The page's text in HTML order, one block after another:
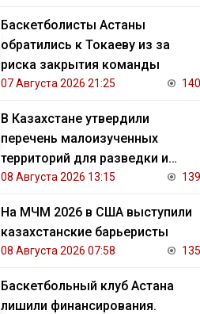
Баскетболисты Астаны
обратились к Токаеву из за
риска закрытия команды
07 Августа 2026 21:25 140
В Казахстане утвердили
перечень малоизученных
территорий для разведки и
добычи углеводородов
08 Августа 2026 13:15 139
На МЧМ 2026 в США выступили
казахстанские барьеристы
08 Августа 2026 07:58 135
Баскетбольный клуб Астана
лишили финансирования.